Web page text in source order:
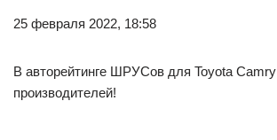
25 февраля 2022, 18:58
В авторейтинге ШРУСов для Toyota
производителей!